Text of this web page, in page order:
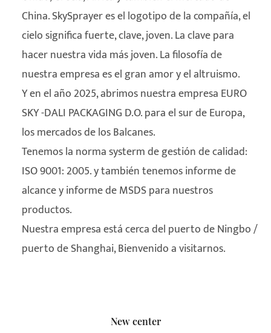
China. SkySprayer es el logotipo de la compañía, el
cielo significa fuerte, clave, joven. La clave para
hacer nuestra vida más joven. La filosofía de
nuestra empresa es el gran amor y el altruismo.
Y en el año 2025, abrimos nuestra empresa EURO
SKY -DALI PACKAGING D.O. para el sur de Europa,
los mercados de los Balcanes.
Tenemos la norma systerm de gestión de calidad:
ISO 9001: 2005. y también tenemos informe de
alcance y informe de MSDS para nuestros
productos.
Nuestra empresa está cerca del puerto de Ningbo /
puerto de Shanghai, Bienvenido a visitarnos.
New center